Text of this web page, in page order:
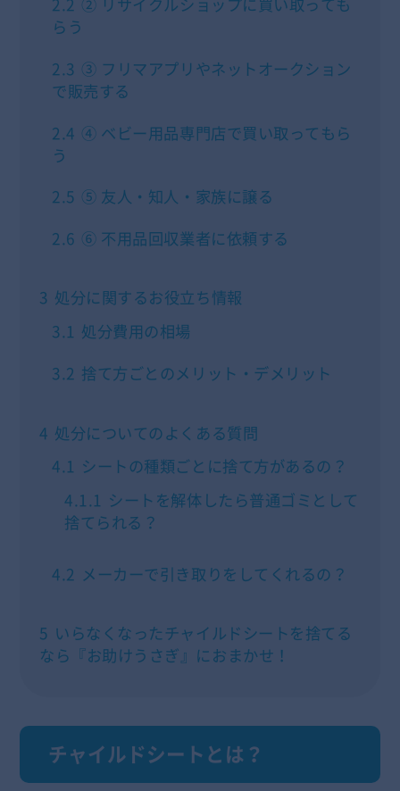
2.2 ② リサイクルショップに買い取っても
らう
2.3 ③ フリマアプリやネットオークション
で販売する
2.4 ④ ベビー用品専門店で買い取ってもら
う
2.5 ⑤ 友人・知人・家族に譲る
2.6 ⑥ 不用品回収業者に依頼する
3 処分に関するお役立ち情報
3.1 処分費用の相場
3.2 捨て方ごとのメリット・デメリット
4 処分についてのよくある質問
4.1 シートの種類ごとに捨て方があるの？
4.1.1 シートを解体したら普通ゴミとして
捨てられる？
4.2 メーカーで引き取りをしてくれるの？
5 いらなくなったチャイルドシートを捨てる
なら『お助けうさぎ』におまかせ！
チャイルドシートとは？